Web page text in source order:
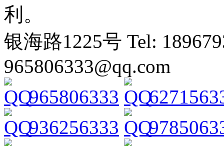
利。
银海路1225号 Tel:
965806333@qq.com
965806333
936256333